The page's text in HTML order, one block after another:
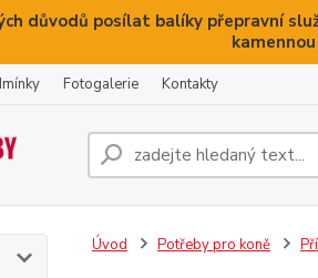
důvodů posílat balíky přepravní
Fotogalerie Kontakty
Úvod Potřeby pro koně